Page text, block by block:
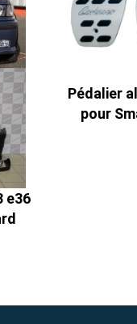
e36
Pédalier
pour